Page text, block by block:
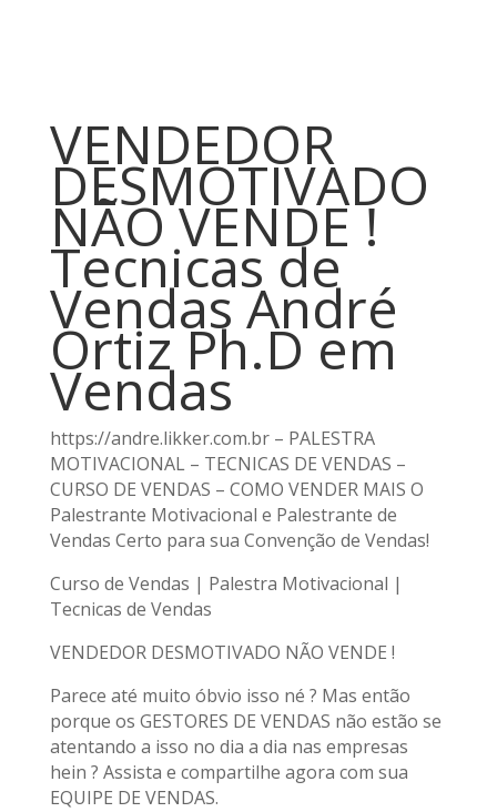
VENDEDOR
DESMOTIVADO
NÃO VENDE !
Tecnicas de
Vendas André
Ortiz Ph.D em
Vendas
https://andre.likker.com.br – PALESTRA
MOTIVACIONAL – TECNICAS DE VENDAS –
CURSO DE VENDAS – COMO VENDER MAIS O
Palestrante Motivacional e Palestrante de
Vendas Certo para sua Convenção de Vendas!
Curso de Vendas | Palestra Motivacional |
Tecnicas de Vendas
VENDEDOR DESMOTIVADO NÃO VENDE !
Parece até muito óbvio isso né ? Mas então
porque os GESTORES DE VENDAS não estão se
atentando a isso no dia a dia nas empresas
hein ? Assista e compartilhe agora com sua
EQUIPE DE VENDAS.